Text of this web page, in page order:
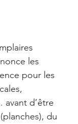
les
pour les
avant d’être
du